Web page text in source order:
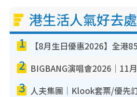
港生活人氣好去處
1
2
3